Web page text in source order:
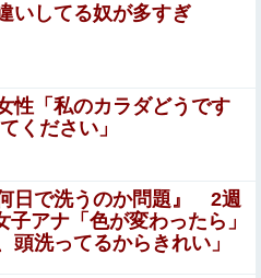
バーにある新規ファンが誕
間と入れ替わる他
、セクシーショット！！
いしてる奴が多すぎ
性「私のカラダどうです
ください」
日で洗うのか問題』 2週
子アナ「色が変わったら」
頭洗ってるからきれい」